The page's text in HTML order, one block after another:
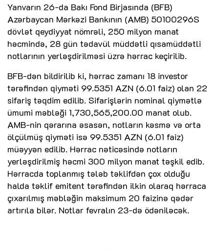
Yanvarın 26-da Bakı Fond Birjasında (BFB)
Azərbaycan Mərkəzi Bankının (AMB) 50100296S
dövlət qeydiyyat nömrəli, 250 milyon manat
həcmində, 28 gün tədavül müddətli qısamüddətli
notlarının yerləşdirilməsi üzrə hərrac keçirilib.
BFB-dən bildirilib ki, hərrac zamanı 18 investor
tərəfindən qiyməti 99.5351 AZN (6.01 faiz) olan 22
sifariş təqdim edilib. Sifarişlərin nominal qiymətlə
ümumi məbləği 1,730,565,200.00 manat olub.
AMB-nin qərarına əsasən, notların kəsmə və orta
ölçülmüş qiyməti isə 99.5351 AZN (6.01 faiz)
müəyyən edilib. Hərrac nəticəsində notların
yerləşdirilmiş həcmi 300 milyon manat təşkil edib.
Hərracda toplanmış tələb təklifdən çox olduğu
halda təklif emitent tərəfindən ilkin olaraq hərraca
çıxarılmış məbləğin maksimum 20 faizinə qədər
artırıla bilər. Notlar fevralın 23-də ödəniləcək.